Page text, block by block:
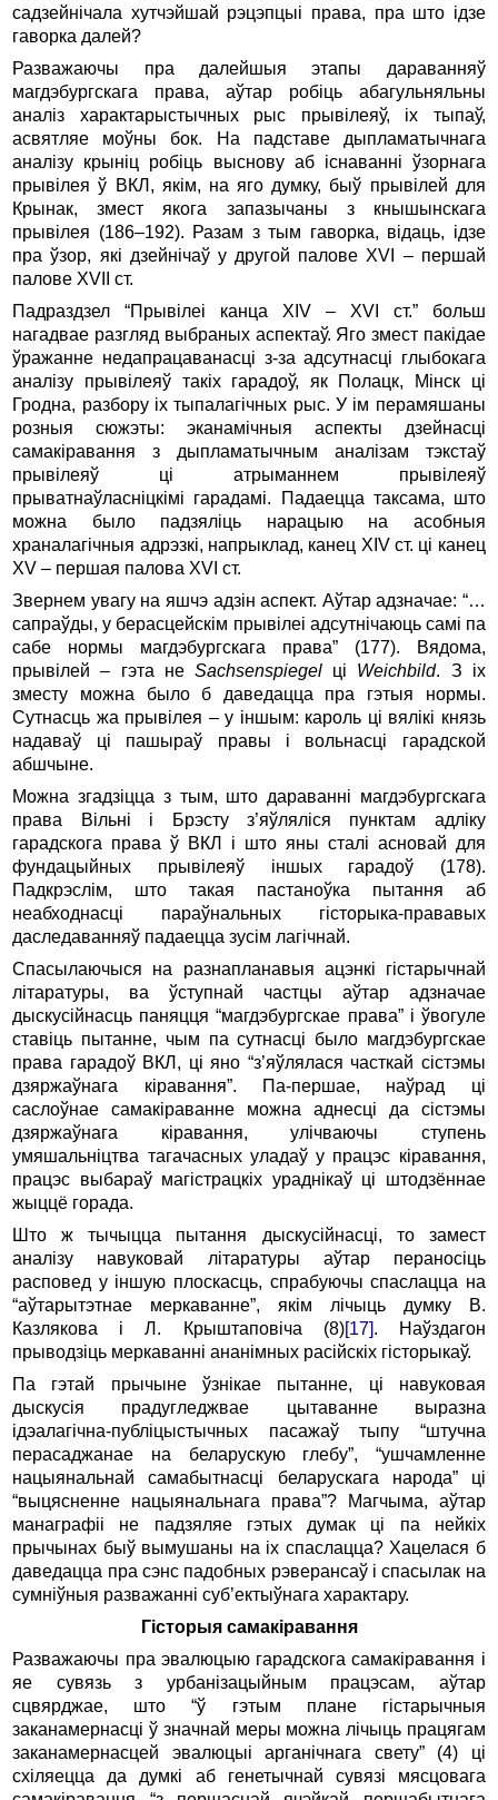
садзейнічала хутчэйшай рэцэпцыі права, пра што ідзе
гаворка далей?
Разважаючы пра далейшыя этапы дараванняў
магдэбургскага права, аўтар робіць абагульняльны
аналіз характарыстычных рыс прывілеяў, іх тыпаў,
асвятляе моўны бок. На падставе дыпламатычнага
аналізу крыніц робіць выснову аб існаванні ўзорнага
прывілея ў ВКЛ, якім, на яго думку, быў прывілей для
Крынак, змест якога запазычаны з кнышынскага
прывілея (186–192). Разам з тым гаворка, відаць, ідзе
пра ўзор, які дзейнічаў у другой палове XVI – першай
палове XVII ст.
Падраздзел “Прывілеі канца XIV – XVI ст.” больш
нагадвае разгляд выбраных аспектаў. Яго змест пакідае
ўражанне недапрацаванасці з-за адсутнасці глыбокага
аналізу прывілеяў такіх гарадоў, як Полацк, Мінск ці
Гродна, разбору іх тыпалагічных рыс. У ім перамяшаны
розныя сюжэты: эканамічныя аспекты дзейнасці
самакіравання з дыпламатычным аналізам тэкстаў
прывілеяў ці атрыманнем прывілеяў
прыватнаўласніцкімі гарадамі. Падаецца таксама, што
можна было падзяліць нарацыю на асобныя
храналагічныя адрэзкі, напрыклад, канец XIV ст. ці канец
XV – першая палова XVI ст.
Звернем увагу на яшчэ адзін аспект. Аўтар адзначае: “…
сапраўды, у берасцейскім прывілеі адсутнічаюць самі па
сабе нормы магдэбургскага права” (177). Вядома,
прывілей – гэта не Sachsenspiegel ці Weichbild. З іх
зместу можна было б даведацца пра гэтыя нормы.
Сутнасць жа прывілея – у іншым: кароль ці вялікі князь
надаваў ці пашыраў правы і вольнасці гарадской
абшчыне.
Можна згадзіцца з тым, што дараванні магдэбургскага
права Вільні і Брэсту з’яўляліся пунктам адліку
гарадскога права ў ВКЛ і што яны сталі асновай для
фундацыйных прывілеяў іншых гарадоў (178).
Падкрэслім, што такая пастаноўка пытання аб
неабходнасці параўнальных гісторыка-прававых
даследаванняў падаецца зусім лагічнай.
Спасылаючыся на разнапланавыя ацэнкі гістарычнай
літаратуры, ва ўступнай частцы аўтар адзначае
дыскусійнасць паняцця “магдэбургскае права” і ўвогуле
ставіць пытанне, чым па сутнасці было магдэбургскае
права гарадоў ВКЛ, ці яно “з’яўлялася часткай сістэмы
дзяржаўнага кіравання”. Па-першае, наўрад ці
саслоўнае самакіраванне можна аднесці да сістэмы
дзяржаўнага кіравання, улічваючы ступень
умяшальніцтва тагачасных уладаў у працэс кіравання,
працэс выбараў магістрацкіх ураднікаў ці штодзённае
жыццё горада.
Што ж тычыцца пытання дыскусійнасці, то замест
аналізу навуковай літаратуры аўтар пераносіць
расповед у іншую плоскасць, спрабуючы спаслацца на
“аўтарытэтнае меркаванне”, якім лічыць думку В.
Казлякова і Л. Крыштаповіча (8)[17]. Наўздагон
прыводзіць меркаванні ананімных расійскіх гісторыкаў.
Па гэтай прычыне ўзнікае пытанне, ці навуковая
дыскусія прадугледжвае цытаванне выразна
ідэалагічна-публіцыстычных пасажаў тыпу “штучна
перасаджанае на беларускую глебу”, “ушчамленне
нацыянальнай самабытнасці беларускага народа” ці
“выцясненне нацыянальнага права”? Магчыма, аўтар
манаграфіі не падзяляе гэтых думак ці па нейкіх
прычынах быў вымушаны на іх спаслацца? Хацелася б
даведацца пра сэнс падобных рэверансаў і спасылак на
сумніўныя разважанні суб’ектыўнага характару.
Гісторыя самакіравання
Разважаючы пра эвалюцыю гарадскога самакіравання і
яе сувязь з урбанізацыйным працэсам, аўтар
сцвярджае, што “ў гэтым плане гістарычныя
заканамернасці ў значнай меры можна лічыць працягам
заканамернасцей эвалюцыі арганічнага свету” (4) ці
схіляецца да думкі аб генетычнай сувязі мясцовага